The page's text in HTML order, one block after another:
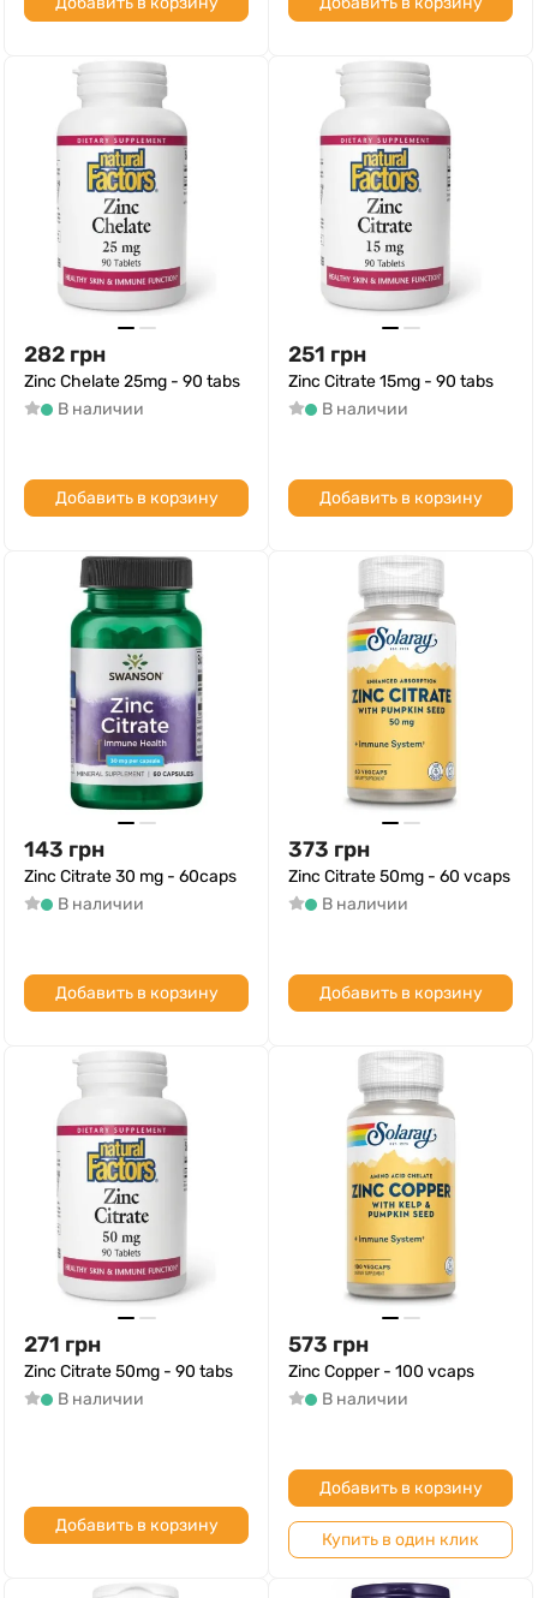
282 грн
Zinc Chelate 25mg - 90 tabs
В наличии
Добавить в корзину
251 грн
Zinc Citrate 15mg - 90 tabs
В наличии
Добавить в корзину
143 грн
Zinc Citrate 30 mg - 60caps
В наличии
Добавить в корзину
373 грн
Zinc Citrate 50mg - 60 vcaps
В наличии
Добавить в корзину
271 грн
Zinc Citrate 50mg - 90 tabs
В наличии
Добавить в корзину
573 грн
Zinc Copper - 100 vcaps
В наличии
Добавить в корзину
Купить в один клик